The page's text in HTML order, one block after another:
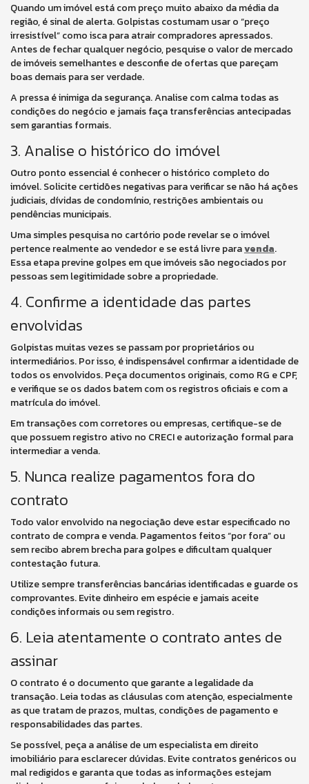
Quando um imóvel está com preço muito abaixo da média da
região, é sinal de alerta. Golpistas costumam usar o “preço
irresistível” como isca para atrair compradores apressados.
Antes de fechar qualquer negócio, pesquise o valor de mercado
de imóveis semelhantes e desconfie de ofertas que pareçam
boas demais para ser verdade.
A pressa é inimiga da segurança. Analise com calma todas as
condições do negócio e jamais faça transferências antecipadas
sem garantias formais.
3. Analise o histórico do imóvel
Outro ponto essencial é conhecer o histórico completo do
imóvel. Solicite certidões negativas para verificar se não há ações
judiciais, dívidas de condomínio, restrições ambientais ou
pendências municipais.
Uma simples pesquisa no cartório pode revelar se o imóvel
pertence realmente ao vendedor e se está livre paravenda.
Essa etapa previne golpes em que imóveis são negociados por
pessoas sem legitimidade sobre a propriedade.
4. Confirme a identidade das partes
envolvidas
Golpistas muitas vezes se passam por proprietários ou
intermediários. Por isso, é indispensável confirmar a identidade de
todos os envolvidos. Peça documentos originais, como RG e CPF,
e verifique se os dados batem com os registros oficiais e com a
matrícula do imóvel.
Em transações com corretores ou empresas, certifique-se de
que possuem registro ativo no CRECI e autorização formal para
intermediar a venda.
5. Nunca realize pagamentos fora do
contrato
Todo valor envolvido na negociação deve estar especificado no
contrato de compra e venda. Pagamentos feitos “por fora” ou
sem recibo abrem brecha para golpes e dificultam qualquer
contestação futura.
Utilize sempre transferências bancárias identificadas e guarde os
comprovantes. Evite dinheiro em espécie e jamais aceite
condições informais ou sem registro.
6. Leia atentamente o contrato antes de
assinar
O contrato é o documento que garante a legalidade da
transação. Leia todas as cláusulas com atenção, especialmente
as que tratam de prazos, multas, condições de pagamento e
responsabilidades das partes.
Se possível, peça a análise de um especialista em direito
imobiliário para esclarecer dúvidas. Evite contratos genéricos ou
mal redigidos e garanta que todas as informações estejam